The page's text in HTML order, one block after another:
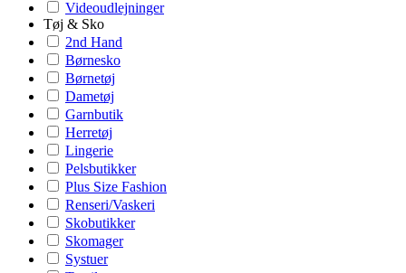
Videoudlejninger
Tøj & Sko
2nd Hand
Børnesko
Børnetøj
Dametøj
Garnbutik
Herretøj
Lingerie
Pelsbutikker
Plus Size Fashion
Renseri/Vaskeri
Skobutikker
Skomager
Systuer